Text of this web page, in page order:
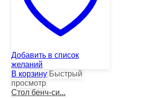
Добавить в список
желаний
В корзину Быстрый
просмотр
Стол бенч-си...